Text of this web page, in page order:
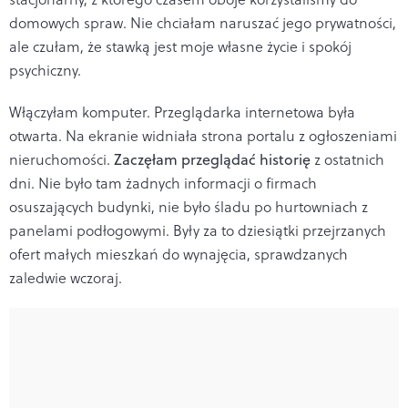
domowych spraw. Nie chciałam naruszać jego prywatności,
ale czułam, że stawką jest moje własne życie i spokój
psychiczny.
Włączyłam komputer. Przeglądarka internetowa była
otwarta. Na ekranie widniała strona portalu z ogłoszeniami
nieruchomości. Zaczęłam przeglądać historięz ostatnich
dni. Nie było tam żadnych informacji o firmach
osuszających budynki, nie było śladu po hurtowniach z
panelami podłogowymi. Były za to dziesiątki przejrzanych
ofert małych mieszkań do wynajęcia, sprawdzanych
zaledwie wczoraj.